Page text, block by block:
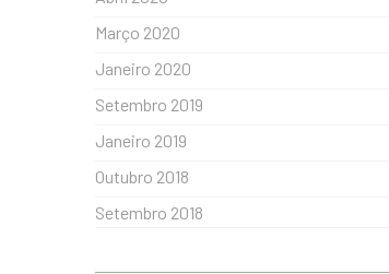
Março 2020
Janeiro 2020
Setembro 2019
Janeiro 2019
Outubro 2018
Setembro 2018